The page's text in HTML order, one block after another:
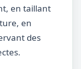
en taillant
en
des